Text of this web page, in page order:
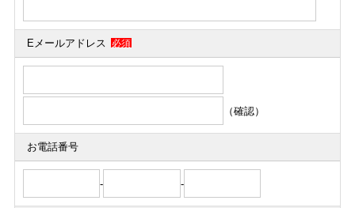
Eメールアドレス 必須
（確認）
お電話番号
- -